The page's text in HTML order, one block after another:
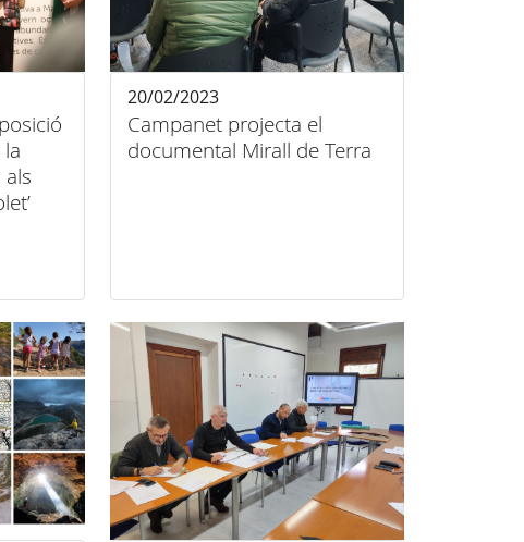
la
Campanet projecta el
documental Mirall de Terra
20/02/2023